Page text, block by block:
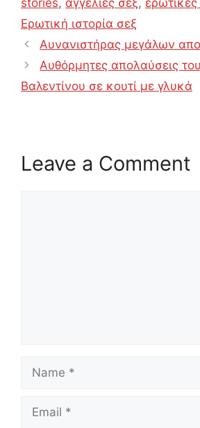
stories, αγγελίες σεξ, ερωτικές
Ερωτική ιστορία σεξ
Αυνανιστήρας μεγάλων
Αυθόρμητες απολαύσεις
Βαλεντίνου σε κουτί με γλυκά
Leave a Comment
Name
Email